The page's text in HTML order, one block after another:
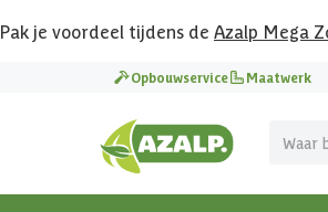
Pak je voordeel tijdens de Azalp Mega
Opbouwservice Maatwerk